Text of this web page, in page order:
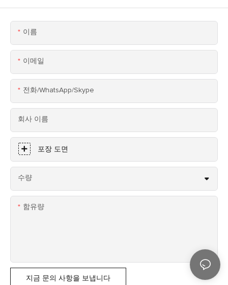
이름
이메일
전화/WhatsApp/Skype
회사 이름
포장 도면
수량
함유량
지금 문의 사항을 보냅니다